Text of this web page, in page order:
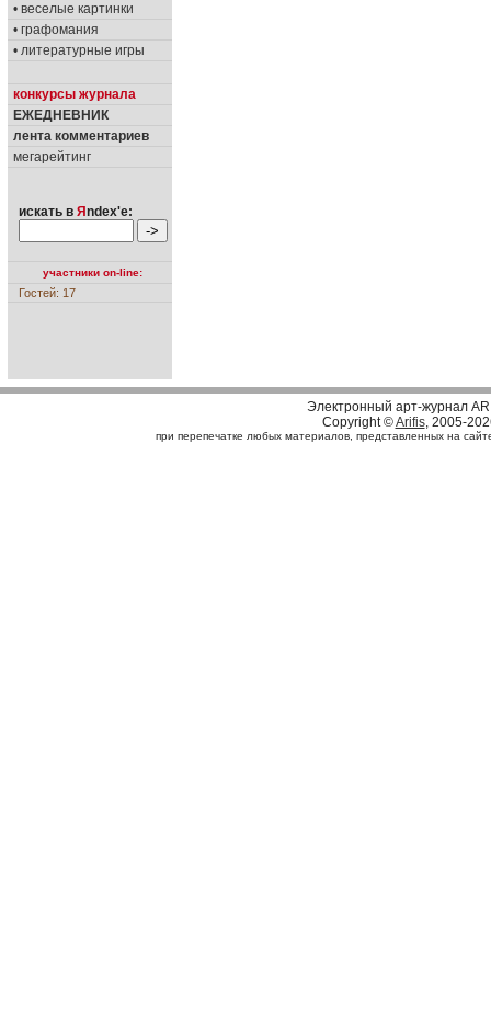
• веселые картинки
• графомания
• литературные игры
конкурсы журнала
ЕЖЕДНЕВНИК
лента комментариев
мегарейтинг
искать в Я ndex'е:
участники on-line:
Гостей: 17
Электронный арт-журнал
Copyright ©Arifis, 2005-
при перепечатке любых материалов, представленных на